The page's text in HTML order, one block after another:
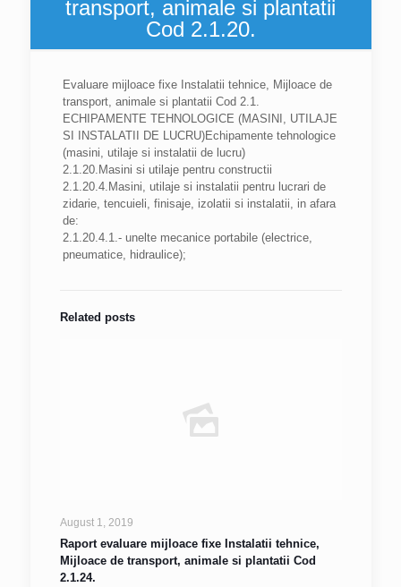
transport, animale si plantatii
Cod 2.1.20.
Evaluare mijloace fixe Instalatii tehnice, Mijloace de
transport, animale si plantatii Cod 2.1.
ECHIPAMENTE TEHNOLOGICE (MASINI, UTILAJE
SI INSTALATII DE LUCRU)Echipamente tehnologice
(masini, utilaje si instalatii de lucru)
2.1.20.Masini si utilaje pentru constructii
2.1.20.4.Masini, utilaje si instalatii pentru lucrari de
zidarie, tencuieli, finisaje, izolatii si instalatii, in afara
de:
2.1.20.4.1.- unelte mecanice portabile (electrice,
pneumatice, hidraulice);
Related posts
August 1, 2019
Raport evaluare mijloace fixe Instalatii tehnice,
Mijloace de transport, animale si plantatii Cod
2.1.24.